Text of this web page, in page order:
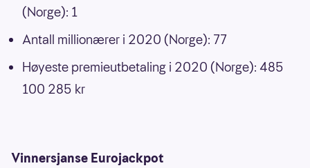
(Norge): 1
Antall millionærer i 2020 (Norge): 77
Høyeste premieutbetaling i 2020 (Norge): 485
100 285 kr
Vinnersjanse Eurojackpot